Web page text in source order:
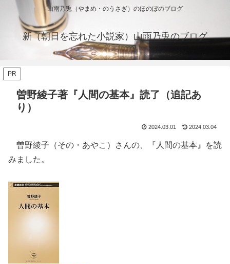
山雨乃兎（やまめ・のうさぎ）のほのぼのブログ
新（朝日を忘れた小説家）山雨乃兎のブログ
PR
曽野綾子著『人間の基本』読了（追記あ
り）
2024.03.01 2024.03.04
曽野綾子（その・あやこ）さんの、『人間の基本』を読
みました。